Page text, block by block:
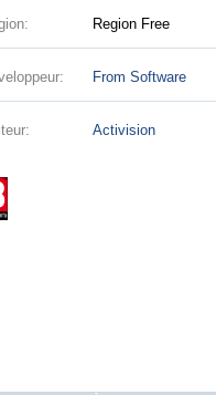
Region Free
From Software
Activision